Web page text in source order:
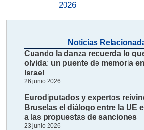
2026
Noticias
Cuando la danza recuerda lo
olvida: un puente de memoria
Israel
26 junio 2026
Eurodiputados y expertos
Bruselas el diálogo entre la UE
a las propuestas de sanciones
23 junio 2026